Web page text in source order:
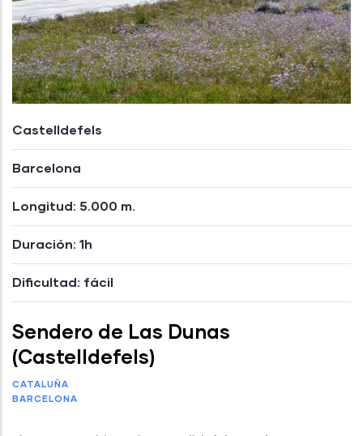
Castelldefels
Barcelona
Longitud: 5.000 m.
Duración: 1h
Dificultad: fácil
Sendero de Las Dunas
(Castelldefels)
CATALUÑA
BARCELONA